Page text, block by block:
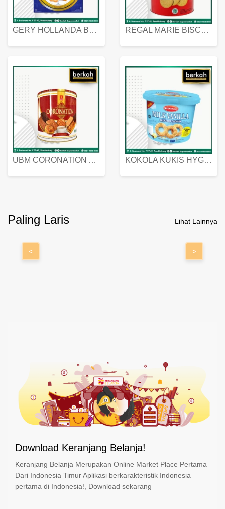
GERY HOLLANDA BUTTER COOKIES 450 GRAM REGAL MARIE BISCUIT KALENG 550 GRAM
UBM CORONATION ASSORTED BISKUIT KALENG 450 GRAM KOKOLA KUKIS HYGIENIC MILK VANILLA PACK 320 GR
Paling Laris Lihat Lainnya
< >
Download Keranjang Belanja!
Keranjang Belanja Merupakan Online Market Place Pertama
Dari Indonesia Timur Aplikasi berkarakteristik Indonesia
pertama di Indonesia!, Download sekarang